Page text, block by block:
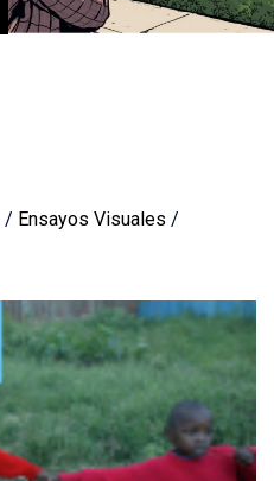
/ Ensayos Visuales /